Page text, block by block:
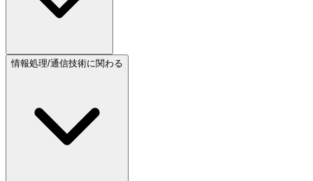
情報処理/通信技術に関わる